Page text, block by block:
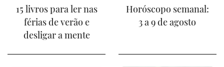
15 livros para ler nas
férias de verão e
desligar a mente
Horóscopo semanal:
3 a 9 de agosto